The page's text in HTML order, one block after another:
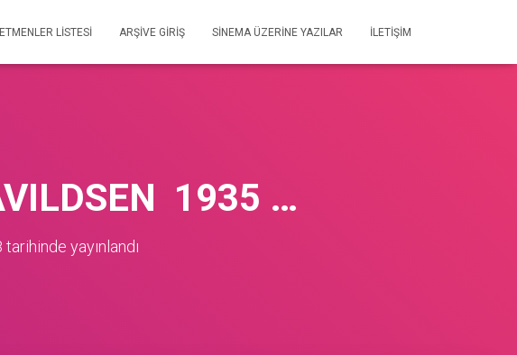
LISTESI ARŞIVE GIRIŞ SİNEMA ÜZERİNE YAZILAR İLETIŞIM
1935 …
tarihinde yayınlandı